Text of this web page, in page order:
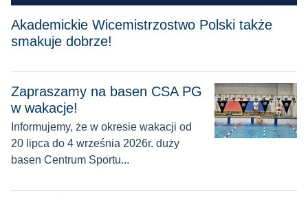
Akademickie Wicemistrzostwo Polski także
smakuje dobrze!
Zapraszamy na basen CSA PG w wakacje!
Zapraszamy na basen CSA PG
w wakacje!
Informujemy, że w okresie wakacji od
20 lipca do 4 września 2026r. duży
basen Centrum Sportu...